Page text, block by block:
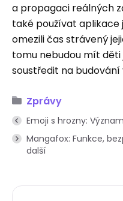
a propagaci reálných
také používat aplikace
omezili čas strávený
tomu nebudou mít děti
soustředit na
Zprávy
Emoji s hrozny:
Mangafox: Funkce,
další